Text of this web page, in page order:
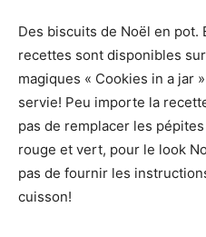
Des biscuits de Noël en pot.
recettes sont disponibles
magiques « Cookies in a jar
servie! Peu importe la
pas de remplacer les
rouge et vert, pour le look
pas de fournir les
cuisson!